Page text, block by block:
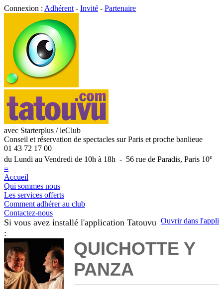
Connexion : Adhérent - Invité - Partenaire
avec Starterplus / leClub
Conseil et réservation de spectacles sur Paris et proche banlieue
01 43 72 17 00
du Lundi au Vendredi de 10h à 18h - 56 rue de Paradis, Paris 10e
≡
Accueil
Qui sommes nous
Les services offerts
Comment adhérer au club
Contactez-nous
Ouvrir dans l'appli
Si vous avez installé l'application Tatouvu
:
QUICHOTTE Y
PANZA